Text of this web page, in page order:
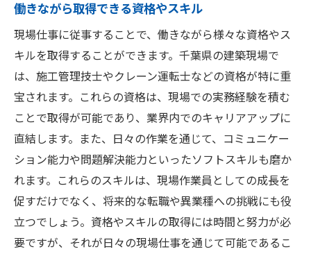
働きながら取得できる資格やスキル
現場仕事に従事することで、働きながら様々な資格やス
キルを取得することができます。千葉県の建築現場で
は、施工管理技士やクレーン運転士などの資格が特に重
宝されます。これらの資格は、現場での実務経験を積む
ことで取得が可能であり、業界内でのキャリアアップに
直結します。また、日々の作業を通じて、コミュニケー
ション能力や問題解決能力といったソフトスキルも磨か
れます。これらのスキルは、現場作業員としての成長を
促すだけでなく、将来的な転職や異業種への挑戦にも役
立つでしょう。資格やスキルの取得には時間と努力が必
要ですが、それが日々の現場仕事を通じて可能であるこ